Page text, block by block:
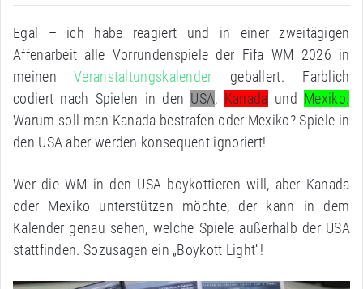
Egal – ich habe reagiert und in einer zweitägigen
Affenarbeit alle Vorrundenspiele der Fifa WM 2026 in
meinenVeranstaltungskalender geballert. Farblich
codiert nach Spielen in den USA, Kanada und Mexiko.
Warum soll man Kanada bestrafen oder Mexiko? Spiele in
den USA aber werden konsequent ignoriert!
Wer die WM in den USA boykottieren will, aber Kanada
oder Mexiko unterstützen möchte, der kann in dem
Kalender genau sehen, welche Spiele außerhalb der USA
stattfinden. Sozusagen ein „Boykott Light“!